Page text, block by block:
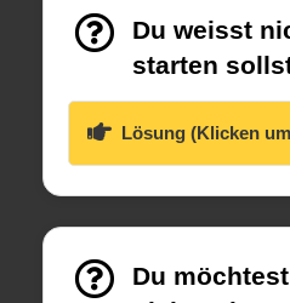
Du weisst
starten
Lösung (Klicken
Du